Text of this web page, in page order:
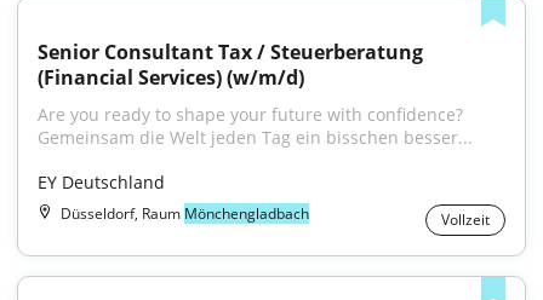
Senior Consultant Tax / Steuerberatung
(Financial Services) (w/m/d)
Are you ready to shape your future with confidence?
Gemeinsam die Welt jeden Tag ein bisschen besser...
EY Deutschland
Düsseldorf, Raum Mönchengladbach Vollzeit